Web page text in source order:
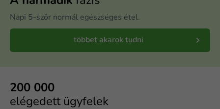
Napi 5-ször normál egészséges étel.
többet akarok tudni
200 000
elégedett ügyfelek